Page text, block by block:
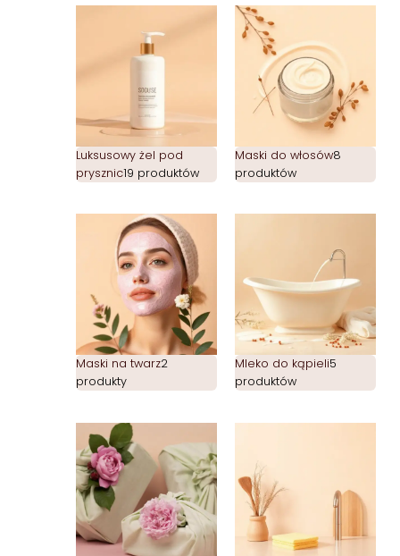
Luksusowy żel pod
prysznic19 produktów
Maski do włosów8
produktów
Maski na twarz2
produkty
Mleko do kąpieli5
produktów